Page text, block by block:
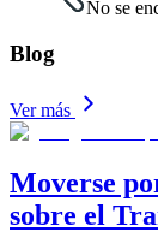
No se
Blog
Ver más
Moverse
sobre el